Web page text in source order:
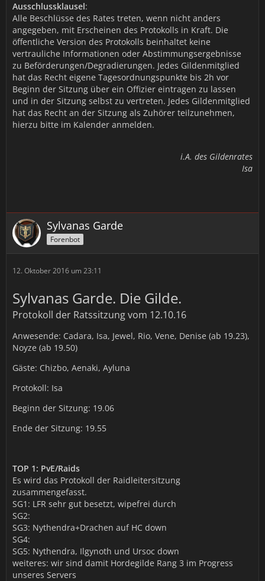
Ausschlussklausel:
Alle Beschlüsse des Rates treten, wenn nicht anders
angegeben, mit Erscheinen des Protokolls in Kraft. Die
öffentliche Version des Protokolls beinhaltet keine
vertrauliche Informationen oder Abstimmungsergebnisse
zu Beförderungen/Degradierungen. Jedes Gildenmitglied
hat das Recht eigene Tagesordnungspunkte bis 2h vor
Beginn der Sitzung über ein Offizier eintragen zu lassen
und in der Sitzung selbst zu vertreten. Jedes Gildenmitglied
hat das Recht an der Sitzung als Zuhörer teilzunehmen,
hierzu bitte im Kalender anmelden.
i.A. des Gildenrates
Isa
Sylvanas Garde
Forenbot
12. Oktober 2016 um 23:11
Sylvanas Garde. Die Gilde.
Protokoll der Ratssitzung vom 12.10.16
Anwesende: Cadara, Isa, Jewel, Rio, Vene, Denise (ab 19.23),
Noyze (ab 19.50)
Gäste: Chizbo, Aenaki, Ayluna
Protokoll: Isa
Beginn der Sitzung: 19.06
Ende der Sitzung: 19.55
TOP 1: PvE/Raids
Es wird das Protokoll der Raidleitersitzung
zusammengefasst.
SG1: LFR sehr gut besetzt, wipefrei durch
SG2:
SG3: Nythendra+Drachen auf HC down
SG4:
SG5: Nythendra, Ilgynoth und Ursoc down
weiteres: wir sind damit Hordegilde Rang 3 im Progress
unseres Servers